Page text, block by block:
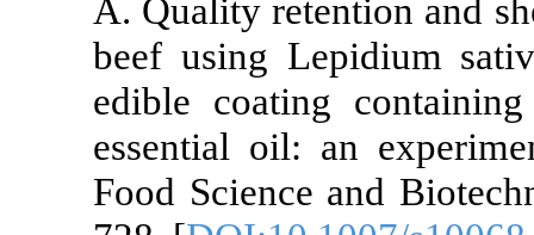
A. Quality
beef using
edible
essential
Food